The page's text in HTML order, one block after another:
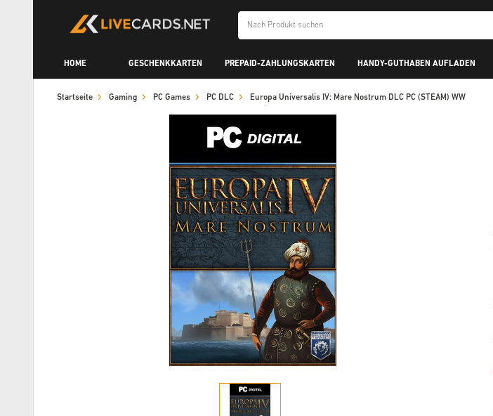
HOME GESCHENKKARTEN PREPAID-ZAHLUNGSKARTEN HANDY-GUTHABEN AUFLADEN
Startseite Gaming PC Games PC DLC Europa Universalis IV: Mare Nostrum DLC PC (STEAM) WW